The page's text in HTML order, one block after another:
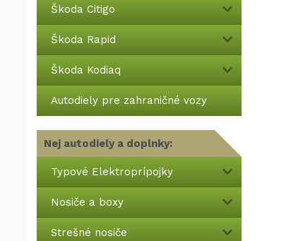
Škoda Citigo
Škoda Rapid
Škoda Kodiaq
Autodiely pre zahraničné vozy
Nej autodiely a doplnky:
Typové Elektroprípojky
Nosiče a boxy
Strešné nosiče